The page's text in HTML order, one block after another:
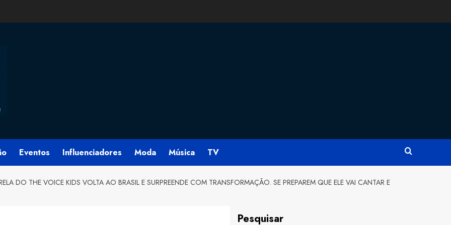
Eventos Influenciadores Moda Música TV
DO THE VOICE KIDS VOLTA AO BRASIL E SURPREENDE COM TRANSFORMAÇÃO. SE PREPAREM QUE ELE VAI CANTAR E
Pesquisar